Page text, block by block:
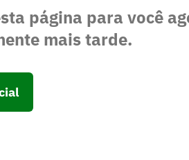
página para você
mais tarde.